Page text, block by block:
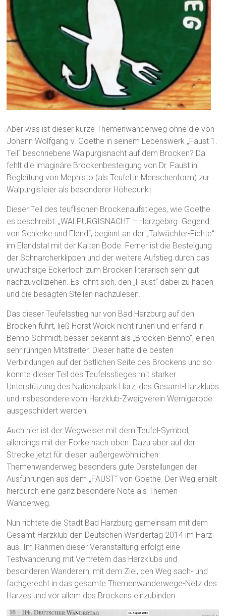
Aber was ist dieser kurze Themenwanderweg ohne die von
Johann Wolfgang v. Goethe in seinem Lebenswerk „Faust 1.
Teil“ beschriebene Walpurgisnacht auf dem Brocken? Da
fehlt die imaginäre Brockenbesteigung von Dr. Faust in
Begleitung von Mephisto (als Teufel in Menschenform) zur
Walpurgisfeier als besonderer Höhepunkt.
Dieser Teil des teuflischen Brockenaufstieges, wie Goethe
es beschreibt: „WALPURGISNACHT – Harzgebirg. Gegend
von Schierke und Elend“, beginnt an der „Talwächter-Fichte“
im Elendstal mit der Kalten Bode. Ferner ist die Besteigung
der Schnarcherklippen und der weitere Aufstieg durch das
urwüchsige Eckerloch zum Brocken literarisch sehr gut
nachzuvollziehen. Es lohnt sich, den „Faust“ dabei zu haben
und die besagten Stellen nachzulesen.
Das dieser Teufelsstieg nur von Bad Harzburg auf den
Brocken führt, ließ Horst Woick nicht ruhen und er fand in
Benno Schmidt, besser bekannt als „Brocken-Benno“, einen
sehr rührigen Mitstreiter. Dieser hatte die besten
Verbindungen auf der östlichen Seite des Brockens und so
konnte dieser Teil des Teufelsstieges mit starker
Unterstützung des Nationalpark Harz, des Gesamt-Harzklubs
und insbesondere vom Harzklub-Zweigverein Wernigerode
ausgeschildert werden.
Auch hier ist der Wegweiser mit dem Teufel-Symbol,
allerdings mit der Forke nach oben. Dazu aber auf der
Strecke jetzt für diesen außergewöhnlichen
Themenwanderweg besonders gute Darstellungen der
Ausführungen aus dem „FAUST“ von Goethe. Der Weg erhält
hierdurch eine ganz besondere Note als Themen-
Wanderweg.
Nun richtete die Stadt Bad Harzburg gemeinsam mit dem
Gesamt-Harzklub den Deutschen Wandertag 2014 im Harz
aus. Im Rahmen dieser Veranstaltung erfolgt eine
Testwanderung mit Vertretern das Harzklubs und
besonderen Wanderern, mit dem Ziel, den Weg sach- und
fachgerecht in das gesamte Themenwanderwege-Netz des
Harzes und vor allem des Brockens einzubinden.